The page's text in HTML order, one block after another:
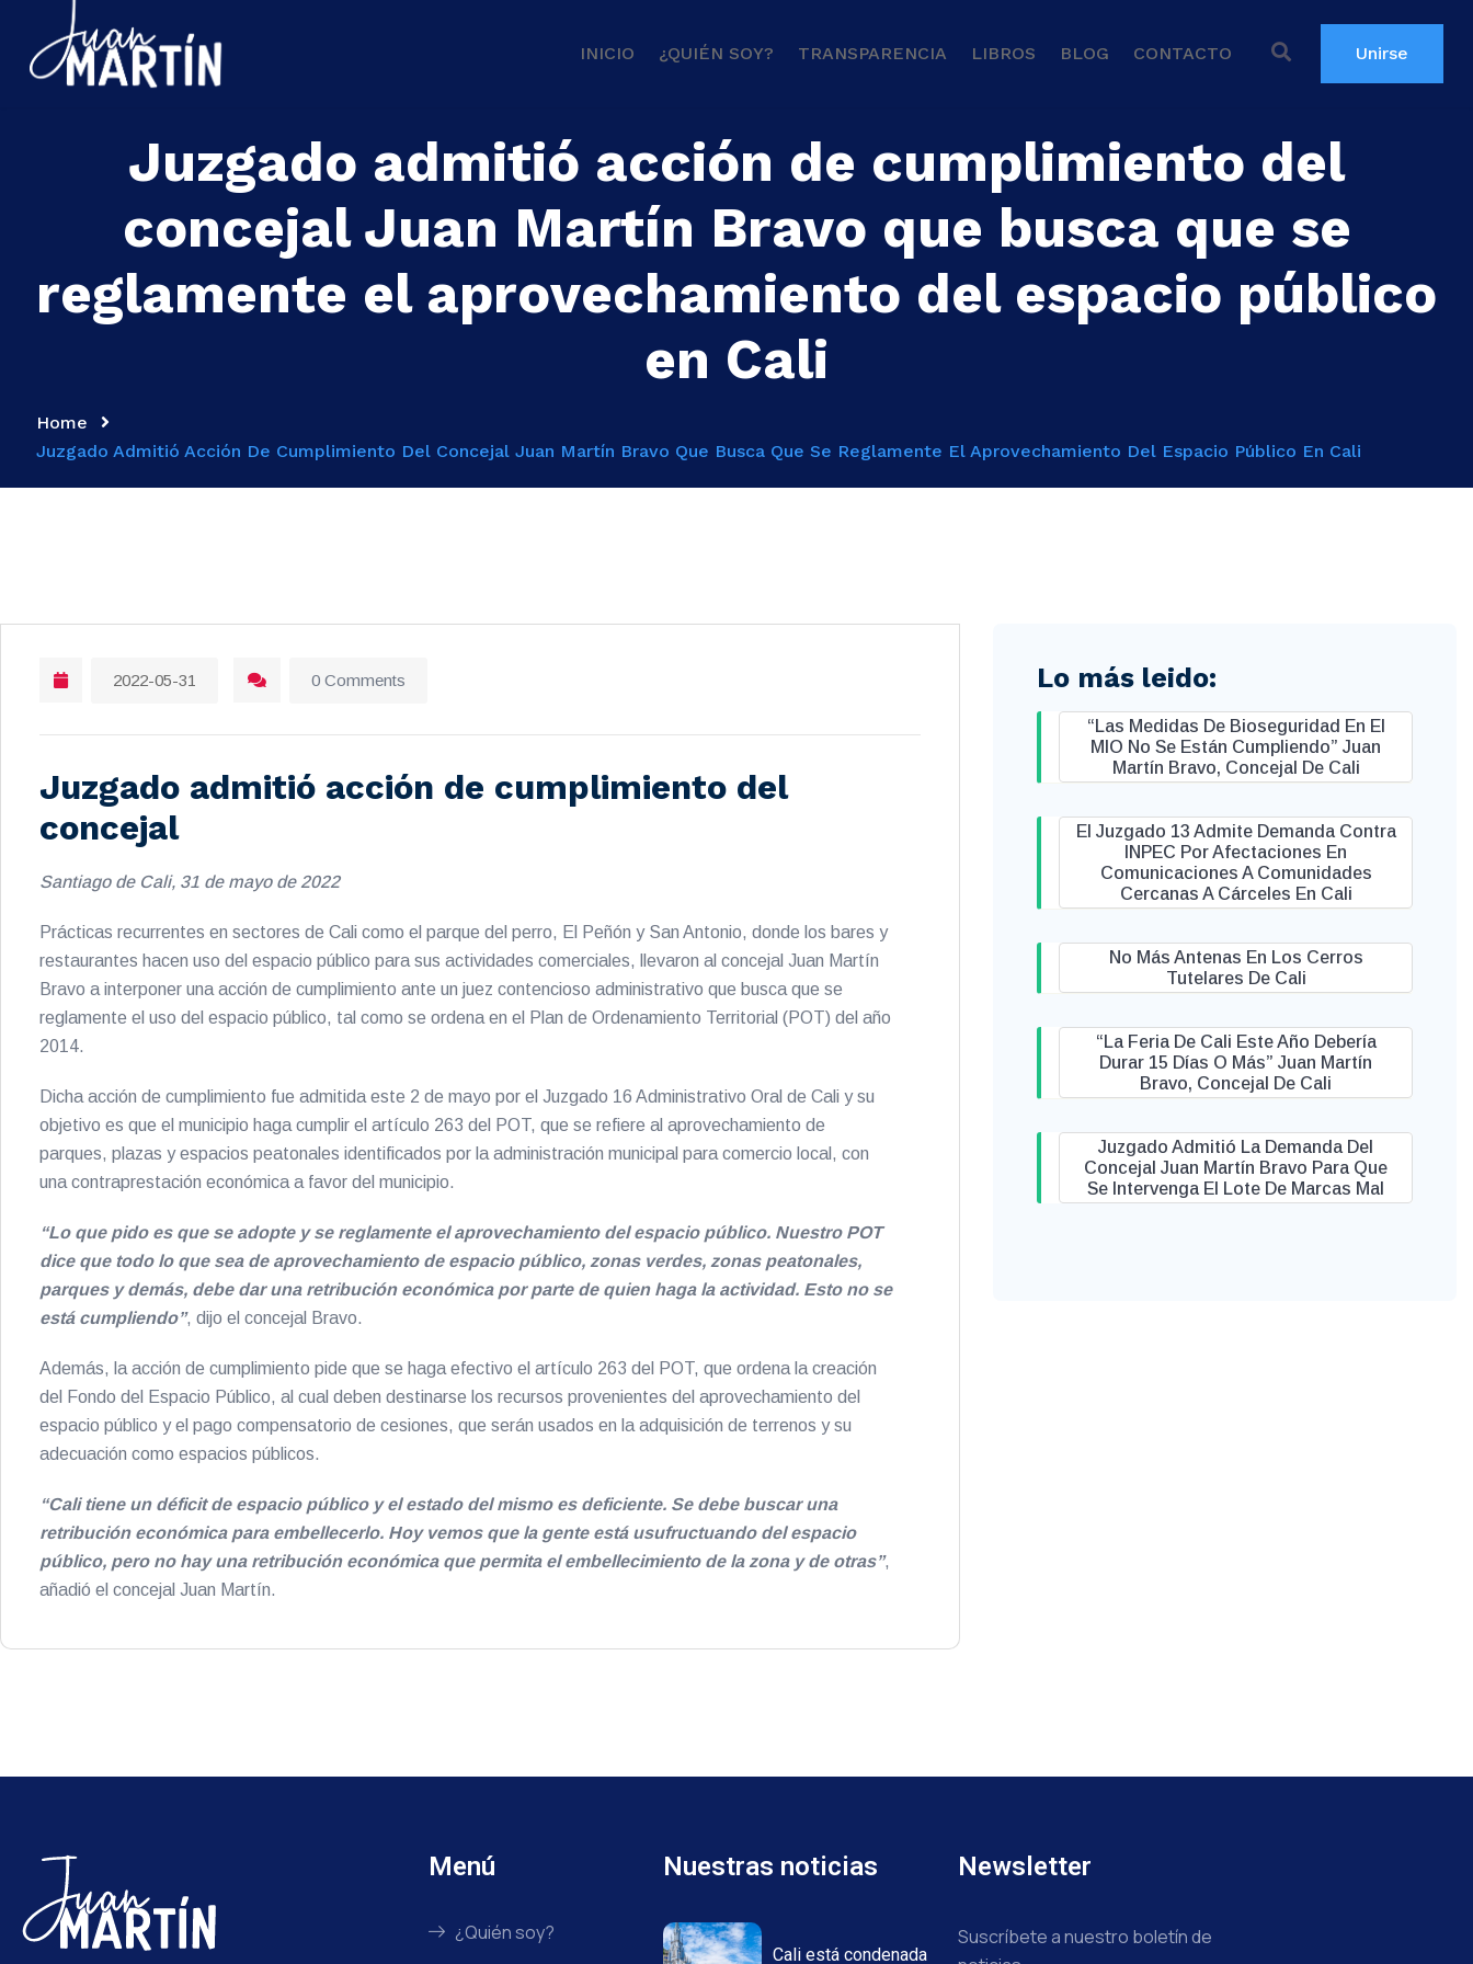
INICIO ¿QUIÉN SOY? TRANSPARENCIA LIBROS BLOG CONTACTO Unirse
Juzgado admitió acción de cumplimiento del
concejal Juan Martín Bravo que busca que se
reglamente el aprovechamiento del espacio público
en Cali
Home
Juzgado Admitió Acción De Cumplimiento Del Concejal Juan Martín Bravo Que Busca Que Se Reglamente El Aprovechamiento Del Espacio Público En Cali
2022-05-31 0 Comments
Juzgado admitió acción de cumplimiento del
concejal
Santiago de Cali, 31 de mayo de 2022
Prácticas recurrentes en sectores de Cali como el parque del perro, El Peñón y San Antonio, donde los bares y
restaurantes hacen uso del espacio público para sus actividades comerciales, llevaron al concejal Juan Martín
Bravo a interponer una acción de cumplimiento ante un juez contencioso administrativo que busca que se
reglamente el uso del espacio público, tal como se ordena en el Plan de Ordenamiento Territorial (POT) del año
2014.
Dicha acción de cumplimiento fue admitida este 2 de mayo por el Juzgado 16 Administrativo Oral de Cali y su
objetivo es que el municipio haga cumplir el artículo 263 del POT, que se refiere al aprovechamiento de
parques, plazas y espacios peatonales identificados por la administración municipal para comercio local, con
una contraprestación económica a favor del municipio.
“Lo que pido es que se adopte y se reglamente el aprovechamiento del espacio público. Nuestro POT
dice que todo lo que sea de aprovechamiento de espacio público, zonas verdes, zonas peatonales,
parques y demás, debe dar una retribución económica por parte de quien haga la actividad. Esto no se
está cumpliendo”, dijo el concejal Bravo.
Además, la acción de cumplimiento pide que se haga efectivo el artículo 263 del POT, que ordena la creación
del Fondo del Espacio Público, al cual deben destinarse los recursos provenientes del aprovechamiento del
espacio público y el pago compensatorio de cesiones, que serán usados en la adquisición de terrenos y su
adecuación como espacios públicos.
“Cali tiene un déficit de espacio público y el estado del mismo es deficiente. Se debe buscar una
retribución económica para embellecerlo. Hoy vemos que la gente está usufructuando del espacio
público, pero no hay una retribución económica que permita el embellecimiento de la zona y de otras”,
añadió el concejal Juan Martín.
Lo más leido:
“Las Medidas De Bioseguridad En El
MIO No Se Están Cumpliendo” Juan
Martín Bravo, Concejal De Cali
El Juzgado 13 Admite Demanda Contra
INPEC Por Afectaciones En
Comunicaciones A Comunidades
Cercanas A Cárceles En Cali
No Más Antenas En Los Cerros
Tutelares De Cali
“La Feria De Cali Este Año Debería
Durar 15 Días O Más” Juan Martín
Bravo, Concejal De Cali
Juzgado Admitió La Demanda Del
Concejal Juan Martín Bravo Para Que
Se Intervenga El Lote De Marcas Mal
Menú
¿Quién soy?
Nuestras noticias
Cali está condenada
Newsletter
Suscríbete a nuestro boletín de